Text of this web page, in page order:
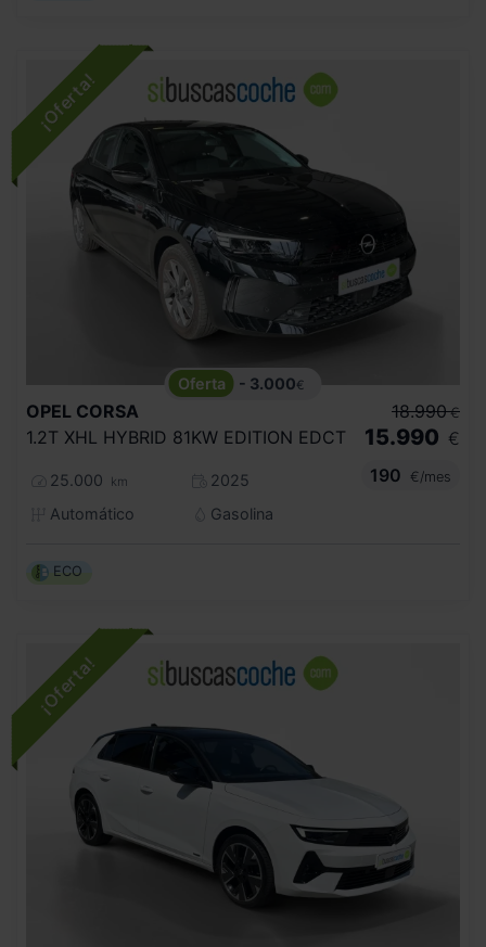
- 3.000€
OPEL CORSA
1.2T XHL HYBRID 81KW EDITION EDCT
25.000 km
2025
Automático
Gasolina
18.990 €
15.990 €
190
€/mes
ECO